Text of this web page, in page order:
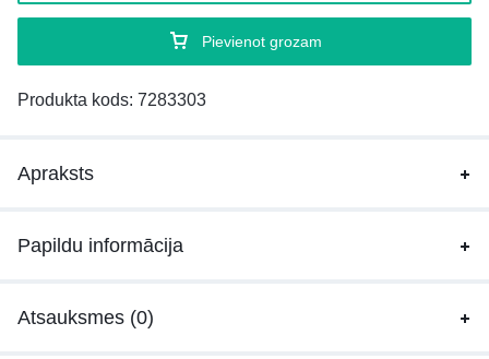
Pievienot grozam
Produkta kods: 7283303
Apraksts
Papildu informācija
Atsauksmes (0)